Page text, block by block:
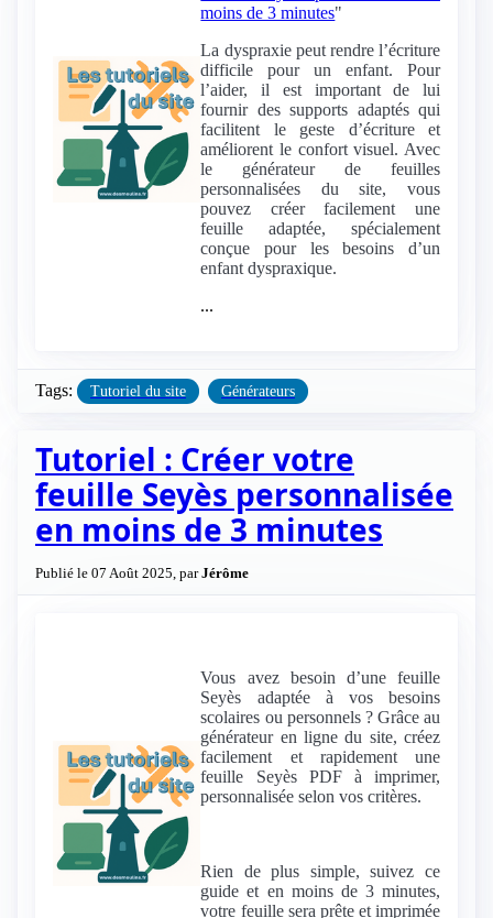
moins de 3 minutes"
La dyspraxie peut rendre l’écriture
difficile pour un enfant. Pour
l’aider, il est important de lui
fournir des supports adaptés qui
facilitent le geste d’écriture et
améliorent le confort visuel. Avec
le générateur de feuilles
personnalisées du site, vous
pouvez créer facilement une
feuille adaptée, spécialement
conçue pour les besoins d’un
enfant dyspraxique.
...
Tags: Tutoriel du site Générateurs
Tutoriel : Créer votre
feuille Seyès personnalisée
en moins de 3 minutes
Publié le 07 Août 2025, parJérôme
Vous avez besoin d’une feuille
Seyès adaptée à vos besoins
scolaires ou personnels ? Grâce au
générateur en ligne du site, créez
facilement et rapidement une
feuille Seyès PDF à imprimer,
personnalisée selon vos critères.
Rien de plus simple, suivez ce
guide et en moins de 3 minutes,
votre feuille sera prête et imprimée